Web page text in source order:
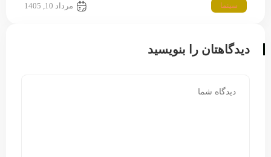
سینما مرداد 10, 1405
دیدگاهتان را بنویسید